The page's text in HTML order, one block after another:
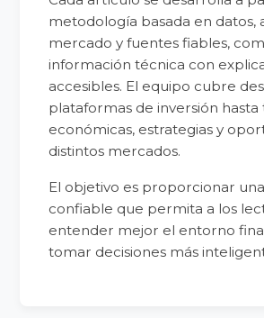
metodología basada en datos,
mercado y fuentes fiables,
información técnica con
accesibles. El equipo cubre
plataformas de inversión hasta
económicas, estrategias y
distintos mercados.
El objetivo es proporcionar
confiable que permita a los
entender mejor el entorno
tomar decisiones más